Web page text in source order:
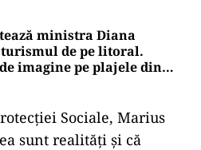
ministra Diana
de pe litoral.
imagine pe plajele din
Sociale, Marius
sunt realităţi şi că